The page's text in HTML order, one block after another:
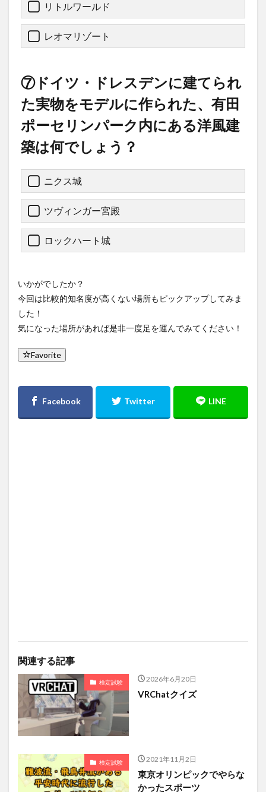
リトルワールド
レオマリゾート
⑦ドイツ・ドレスデンに建てられ
た実物をモデルに作られた、有田
ポーセリンパーク内にある洋風建
築は何でしょう？
ニクス城
ツヴィンガー宮殿
ロックハート城
いかがでしたか？
今回は比較的知名度が高くない場所もピックアップしてみま
した！
気になった場所があれば是非一度足を運んでみてください！
Favorite
関連する記事
検定試験 2026年6月20日
VRChatクイズ
検定試験 2021年11月2日
東京オリンピックでやらな
かったスポーツ